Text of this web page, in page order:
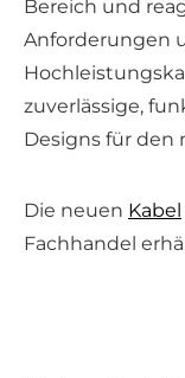
Bereich und
Anforderungen
zuverlässige,
Designs für den
Die neuen Kabel
Fachhandel